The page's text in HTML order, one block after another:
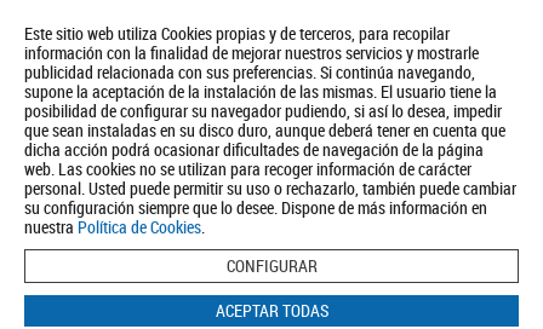
Este sitio web utiliza Cookies propias y de terceros, para recopilar
información con la finalidad de mejorar nuestros servicios y mostrarle
publicidad relacionada con sus preferencias. Si continúa navegando,
supone la aceptación de la instalación de las mismas. El usuario tiene la
posibilidad de configurar su navegador pudiendo, si así lo desea, impedir
que sean instaladas en su disco duro, aunque deberá tener en cuenta que
dicha acción podrá ocasionar dificultades de navegación de la página
web. Las cookies no se utilizan para recoger información de carácter
personal. Usted puede permitir su uso o rechazarlo, también puede cambiar
su configuración siempre que lo desee. Dispone de más información en
nuestra Política de Cookies.
CONFIGURAR
ACEPTAR TODAS
Quiénes somos Turismo Política de Privacidad Aviso Legal
Política de Cookies
BUSCAR